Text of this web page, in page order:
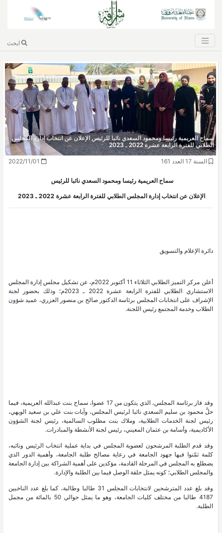
ابحث
سماح العريمية رئيسا ومحمود السعدي نائبا للرئيس الإعلان عن انتخاب إدارة المجلس
الطلابي للفترة الرابعة عشرة 2022 ـ 2023
السنة 17 العدد 161
سماح العريمية رئيسا ومحمود السعدي نائبا للرئيس
الإعلان عن انتخاب إدارة المجلس الطلابي للفترة الرابعة عشرة 2022 ـ 2023
دائرة الإعلام والتسويق
أعلن مركز التميز الطلابي الثلاثاء 11 أكتوبر 2022م، عن تشكيل مجلس إدارة المجلس
الاستشاري الطلابي للفترة الرابعة عشرة 2022 ـ 2023م؛ وذلك بحضور لجنة
الإشراف على انتخابات المجلس برئاسة الدكتور صالح بن منصور العزري، عميد شؤون
الطلاب وخدمة المجتمع رئيس اللجنة.
وقد فاز برئاسة المجلس، الذي يتكون من 17 عضوا، سماح بنت عبدالله العريمية، فيما
حلَّ محمود بن سليم السعدي نائبا لرئيس المجلس، وآيات بنت علي بن سعيد الويهي،
رئيس لجنة الخدمات الطلابية، وملاك بنت مطلوب السالمية، رئيس لجنة الشؤون
الأكاديمية، وأسامة بن عثمان المعيني، رئيس لجنة الأنشطة والمبادرات.
وقد قدم الطلبة المرشحون لعضوية المجلس في بداية عملية انتخاب الرئيس ونائبه،
كلمة ثمّنوا فيها جهود الجامعة في رعاية مصالح طلبة الجامعة، وأهمية الدور الذي
يضطلع به المجلس في المرحلة القادمة، مؤكدين على أهمية الشراكة بين إدارة الجامعة
والمجلس الطلابي؛ كونه يمثل حلقة الوصل فيما بين الطلبة والإدارة.
وقد بلغ عدد المترشحين لانتخابات المجلس 31 طالبا وطالبة، كما بلغ عدد الناخبين
4187 طالبا من مختلف كليات الجامعة، وهو ما يمثل حوالي 50 بالمائة من مجمل
الطلبة.